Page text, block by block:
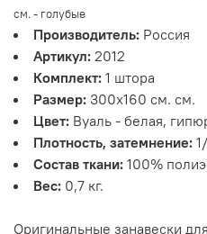
см. - голубые
Производитель: Россия
Артикул: 2012
Комплект: 1 штора
Размер: 300х160 см. см.
Цвет: Вуаль - белая,
Плотность, затемнение:
Состав ткани: 100%
Вес: 0,7 кг.
Оригинальные занавески